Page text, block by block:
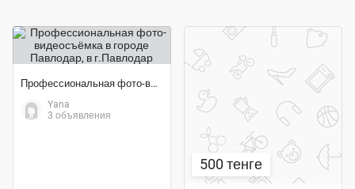
Профессиональная фото-видеосъёмка в городе Павлодар
Yana
3 объявления
500 тенге